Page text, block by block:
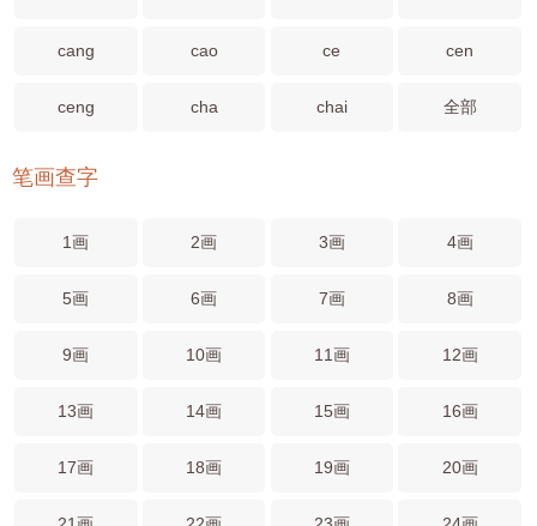
cang cao ce cen
ceng cha chai 全部
笔画查字
1画 2画 3画 4画
5画 6画 7画 8画
9画 10画 11画 12画
13画 14画 15画 16画
17画 18画 19画 20画